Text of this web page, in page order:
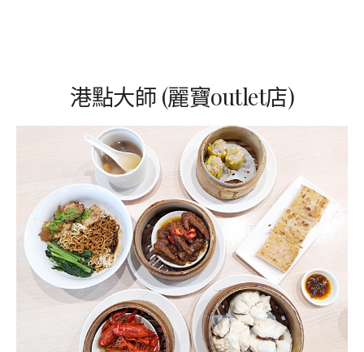
港點大師 (麗寶outlet店)